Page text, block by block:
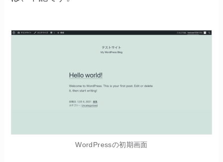
WordPressの初期画面